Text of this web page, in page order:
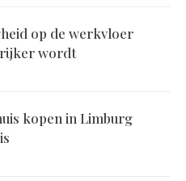
op de werkvloer
wordt
kopen in Limburg